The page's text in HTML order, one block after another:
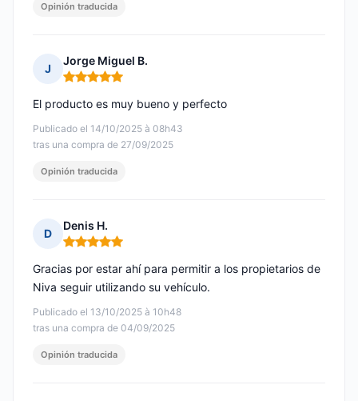
Opinión traducida
J
Jorge Miguel B.
Nota: 5 de 5
Publicado el 14/10/2025 à 08h43
tras una compra de 27/09/2025
El producto es muy bueno y perfecto
Opinión traducida
D
Denis H.
Nota: 5 de 5
Publicado el 13/10/2025 à 10h48
tras una compra de 04/09/2025
Gracias por estar ahí para permitir a los propietarios de
Niva seguir utilizando su vehículo.
Opinión traducida